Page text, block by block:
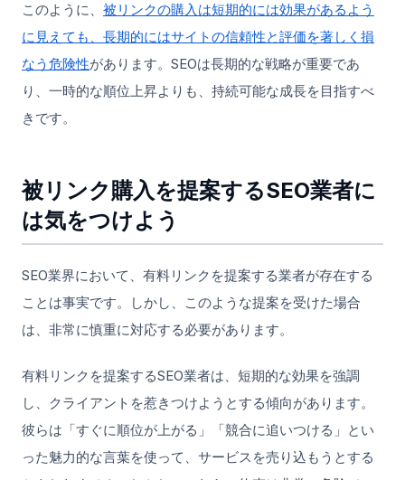
このように、 被リンクの購入は短期的には効果があるよう
に見えても、長期的にはサイトの信頼性と評価を著しく損
なう危険性があります。SEOは長期的な戦略が重要であ
り、一時的な順位上昇よりも、持続可能な成長を目指すべ
きです。
被リンク購入を提案するSEO業者に
は気をつけよう
SEO業界において、有料リンクを提案する業者が存在する
ことは事実です。しかし、このような提案を受けた場合
は、非常に慎重に対応する必要があります。
有料リンクを提案するSEO業者は、短期的な効果を強調
し、クライアントを惹きつけようとする傾向があります。
彼らは「すぐに順位が上がる」「競合に追いつける」とい
った魅力的な言葉を使って、サービスを売り込もうとする